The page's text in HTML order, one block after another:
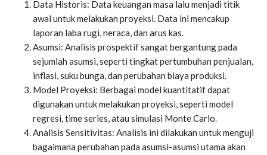
Data Historis: Data keuangan masa lalu menjadi titik
awal untuk melakukan proyeksi. Data ini mencakup
laporan laba rugi, neraca, dan arus kas.
Asumsi: Analisis prospektif sangat bergantung pada
sejumlah asumsi, seperti tingkat pertumbuhan penjualan,
inflasi, suku bunga, dan perubahan biaya produksi.
Model Proyeksi: Berbagai model kuantitatif dapat
digunakan untuk melakukan proyeksi, seperti model
regresi, time series, atau simulasi Monte Carlo.
Analisis Sensitivitas: Analisis ini dilakukan untuk menguji
bagaimana perubahan pada asumsi-asumsi utama akan